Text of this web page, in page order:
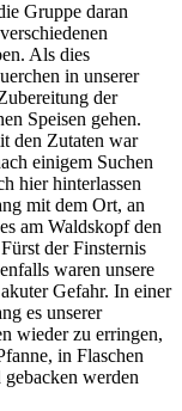
Gruppe daran
Als dies
in unserer
der
Speisen gehen.
den Zutaten war
einigem Suchen
hier hinterlassen
mit dem Ort, an
am Waldskopf den
der Finsternis
waren unsere
Gefahr. In einer
es unserer
wieder zu erringen,
in Flaschen
werden